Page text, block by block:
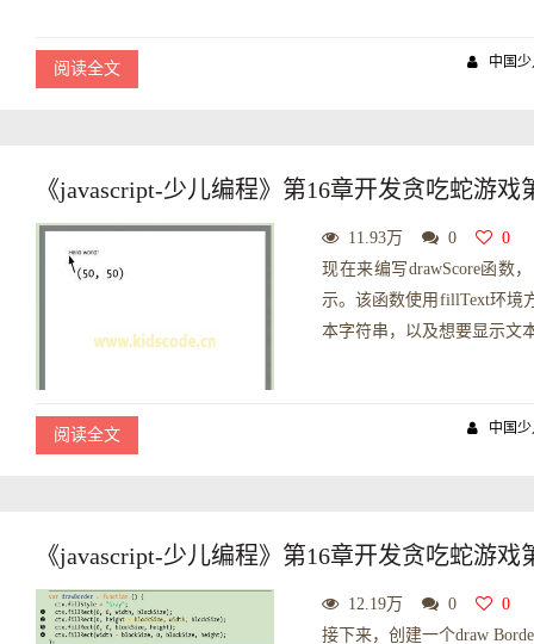
阅读全文 中国
《javascript-少儿编程》第16章开发贪吃蛇游戏
11.93万 0 0
现在来编写drawScore函数
示。该函数使用fillText环境
本字符串，以及想要显示文
阅读全文 中国
《javascript-少儿编程》第16章开发贪吃蛇游戏
12.19万 0 0
接下来，创建一个draw